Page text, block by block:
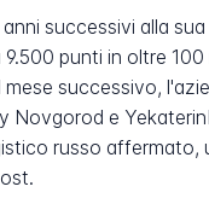
successivi alla
punti in oltre
successivo,
e
russo affermato,